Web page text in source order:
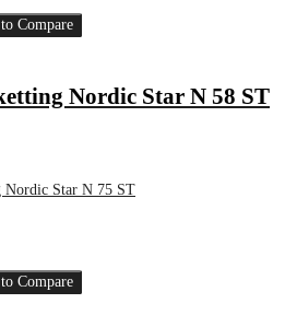
Compare
Nordic Star N 58 ST
Compare